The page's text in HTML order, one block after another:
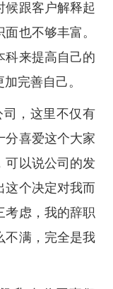
候跟客户解释起
也不够丰富。
科来提高自己的
完善自己。
，这里不仅有
分喜爱这个大家
可以说公司的发
这个决定对我而
考虑，我的辞职
不满，完全是我